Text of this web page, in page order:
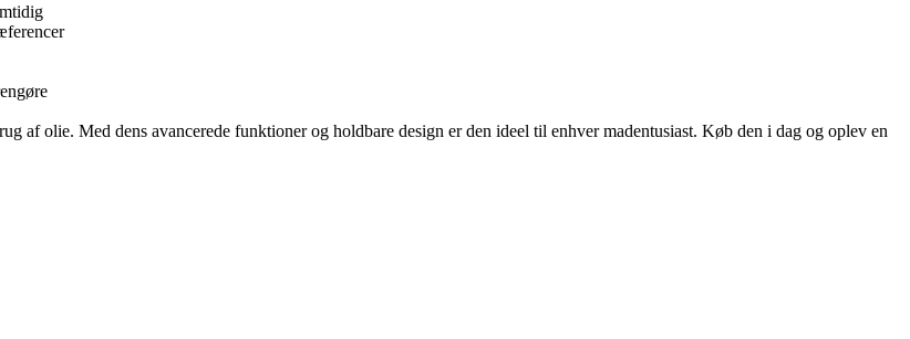
olie. Med dens avancerede funktioner og holdbare design er den ideel til enhver madentusiast. Køb den i dag og oplev en